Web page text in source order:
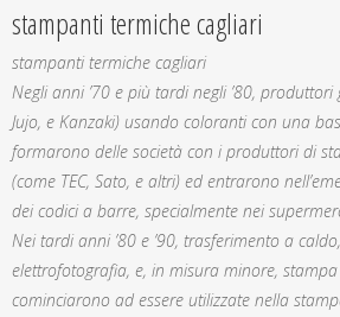
stampanti termiche cagliari
stampanti termiche cagliari
Negli anni ’70 e più tardi negli ’80, produttori
Jujo, e Kanzaki) usando coloranti con una
formarono delle società con i produttori di
(come TEC, Sato, e altri) ed entrarono
dei codici a barre, specialmente nei
Nei tardi anni ’80 e ’90, trasferimento a
elettrofotografia, e, in misura minore, stampa
cominciarono ad essere utilizzate nella